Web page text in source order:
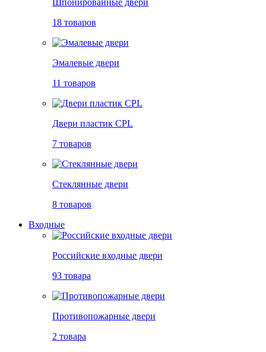
Шпонированные двери
18 товаров
Эмалевые двери
11 товаров
Двери пластик CPL
7 товаров
Стеклянные двери
8 товаров
Входные
Российские входные двери
93 товара
Противопожарные двери
2 товара